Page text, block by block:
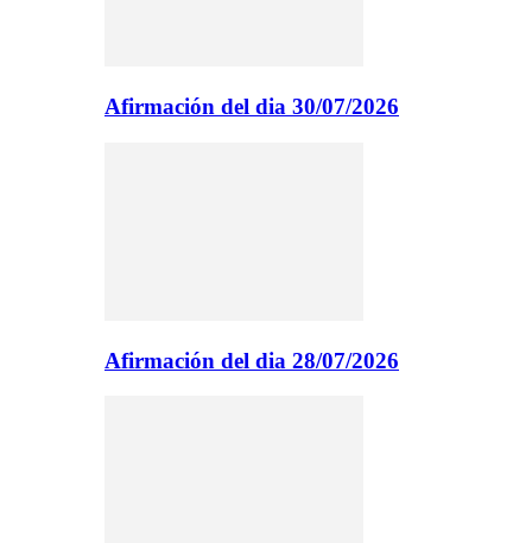
Afirmación del dia 30/07/2026
Afirmación del dia 28/07/2026